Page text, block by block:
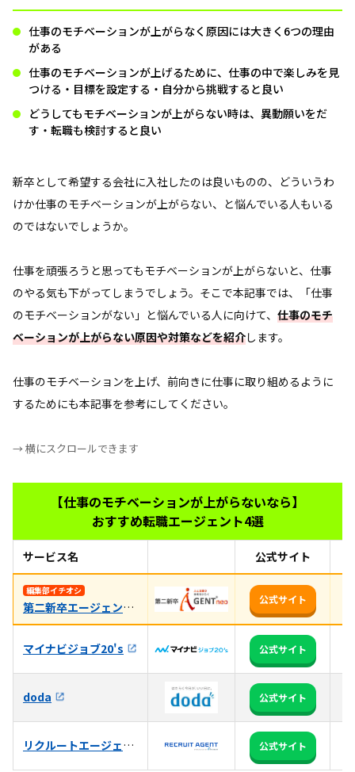
仕事のモチベーションが上がらなく原因には大きく6つの理由
がある
仕事のモチベーションが上げるために、仕事の中で楽しみを見
つける・目標を設定する・自分から挑戦すると良い
どうしてもモチベーションが上がらない時は、異動願いをだ
す・転職も検討すると良い
新卒として希望する会社に入社したのは良いものの、どういうわ
けか仕事のモチベーションが上がらない、と悩んでいる人もいる
のではないでしょうか。
仕事を頑張ろうと思ってもモチベーションが上がらないと、仕事
のやる気も下がってしまうでしょう。そこで本記事では、「仕事
のモチベーションがない」と悩んでいる人に向けて、 仕事のモチ
ベーションが上がらない原因や対策などを紹介します。
仕事のモチベーションを上げ、前向きに仕事に取り組めるように
するためにも本記事を参考にしてください。
→ 横にスクロールできます
【仕事のモチベーションが上がらないなら】
おすすめ転職エージェント4選
サービス名 公式サイト
編集部イチオシ
第二新卒エージェントneo
公式サイト
マイナビジョブ20's 公式サイト
doda 公式サイト
リクルートエージェント 公式サイト